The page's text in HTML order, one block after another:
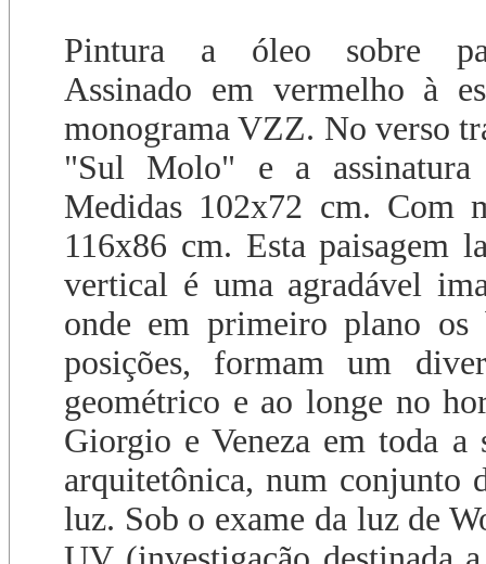
Pintura a óleo sobre
Assinado em vermelho à
monograma VZZ. No verso
"Sul Molo" e a
Medidas 102x72 cm. Com
116x86 cm. Esta paisagem
vertical é uma agradável
onde em primeiro plano os
posições, formam um
geométrico e ao longe no
Giorgio e Veneza em toda a
arquitetônica, num conjunto
luz. Sob o exame da luz de